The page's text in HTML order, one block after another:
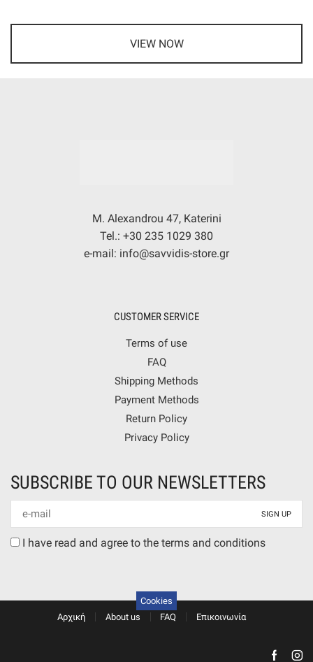
VIEW NOW
M. Alexandrou 47, Katerini
Tel.: +30 235 1029 380
e-mail: info@savvidis-store.gr
CUSTOMER SERVICE
Terms of use
FAQ
Shipping Methods
Payment Methods
Return Policy
Privacy Policy
SUBSCRIBE TO OUR NEWSLETTERS
Newsletter
mail
Terms
I have read and agree to the terms and conditions
Αρχική About us FAQ Επικοινωνία
Cookies